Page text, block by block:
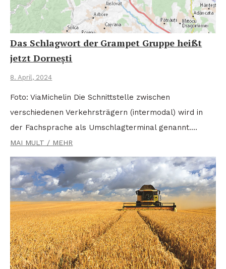
Das Schlagwort der Grampet Gruppe heißt
jetzt Dornești
8. April, 2024
Foto: ViaMichelin Die Schnittstelle zwischen
verschiedenen Verkehrsträgern (intermodal) wird in
der Fachsprache als Umschlagterminal genannt.…
MAI MULT / MEHR